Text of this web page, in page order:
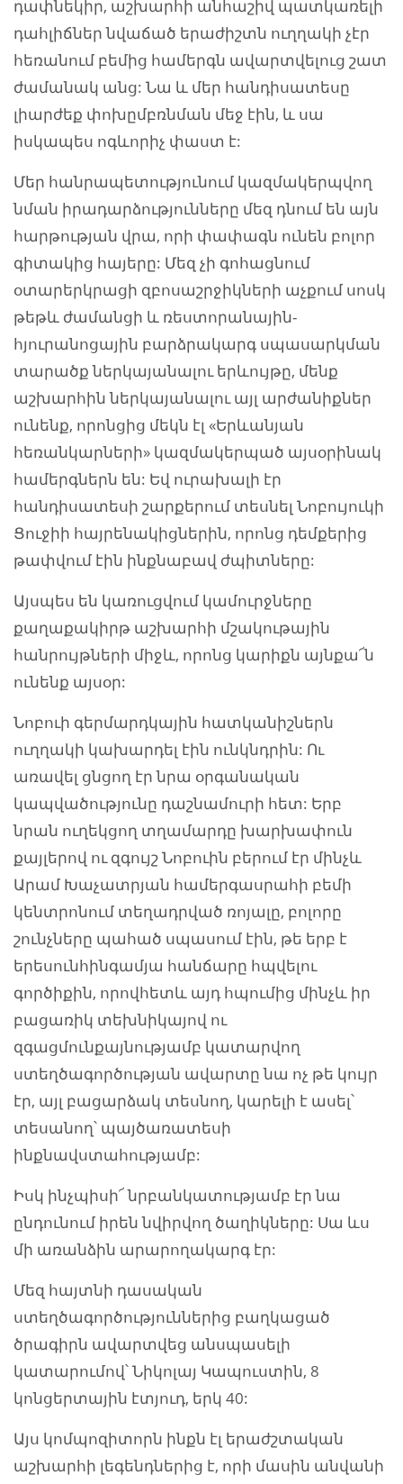
դափնեկիր, աշխարհի անհաշիվ պատկառելի
դահլիճներ նվաճած երաժիշտն ուղղակի չէր
հեռանում բեմից համերգն ավարտվելուց շատ
ժամանակ անց: Նա և մեր հանդիսատեսը
լիարժեք փոխըմբռնման մեջ էին, և սա
իսկապես ոգևորիչ փաստ է:
Մեր հանրապետությունում կազմակերպվող
նման իրադարձությունները մեզ դնում են այն
հարթության վրա, որի փափագն ունեն բոլոր
գիտակից հայերը: Մեզ չի գոհացնում
օտարերկրացի զբոսաշրջիկների աչքում սոսկ
թեթև ժամանցի և ռեստորանային-
հյուրանոցային բարձրակարգ սպասարկման
տարածք ներկայանալու երևույթը, մենք
աշխարհին ներկայանալու այլ արժանիքներ
ունենք, որոնցից մեկն էլ «Երևանյան
հեռանկարների» կազմակերպած այսօրինակ
համերգներն են: Եվ ուրախալի էր
հանդիսատեսի շարքերում տեսնել Նոբույուկի
Ցուջիի հայրենակիցներին, որոնց դեմքերից
թափվում էին ինքնաբավ ժպիտները:
Այսպես են կառուցվում կամուրջները
քաղաքակիրթ աշխարհի մշակութային
հանրույթների միջև, որոնց կարիքն այնքա՜ն
ունենք այսօր:
Նոբուի գերմարդկային հատկանիշներն
ուղղակի կախարդել էին ունկնդրին: Ու
առավել ցնցող էր նրա օրգանական
կապվածությունը դաշնամուրի հետ: Երբ
նրան ուղեկցող տղամարդը խարխափուն
քայլերով ու զգույշ Նոբուին բերում էր մինչև
Արամ Խաչատրյան համերգասրահի բեմի
կենտրոնում տեղադրված ռոյալը, բոլորը
շունչները պահած սպասում էին, թե երբ է
երեսունհինգամյա հանճարը հպվելու
գործիքին, որովհետև այդ հպումից մինչև իր
բացառիկ տեխնիկայով ու
զգացմունքայնությամբ կատարվող
ստեղծագործության ավարտը նա ոչ թե կույր
էր, այլ բացարձակ տեսնող, կարելի է ասել՝
տեսանող՝ պայծառատեսի
ինքնավստահությամբ:
Իսկ ինչպիսի՜ նրբանկատությամբ էր նա
ընդունում իրեն նվիրվող ծաղիկները: Սա ևս
մի առանձին արարողակարգ էր:
Մեզ հայտնի դասական
ստեղծագործություններից բաղկացած
ծրագիրն ավարտվեց անսպասելի
կատարումով՝ Նիկոլայ Կապուստին, 8
կոնցերտային էտյուդ, երկ 40:
Այս կոմպոզիտորն ինքն էլ երաժշտական
աշխարհի լեգենդներից է, որի մասին անվանի